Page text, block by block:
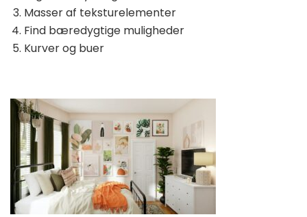
Masser af teksturelementer
Find bæredygtige muligheder
Kurver og buer